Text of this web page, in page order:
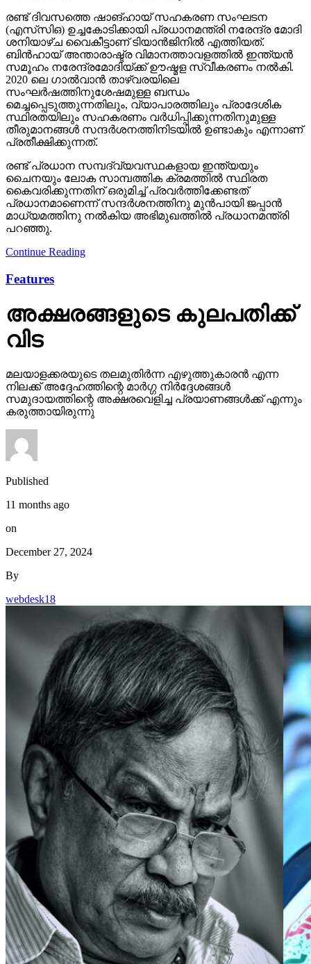
രണ്ട് ദിവസത്തെ ഷാങ്ഹായ് സഹകരണ സംഘടന
(എസ്‌സി‌ഒ) ഉച്ചകോടിക്കായി പ്രധാനമന്ത്രി നരേന്ദ്ര മോദി
ശനിയാഴ്ച വൈകീട്ടാണ് ടിയാൻജിനിൽ എത്തിയത്.
ബിൻഹായ് അന്താരാഷ്ട്ര വിമാനത്താവളത്തിൽ ഇന്ത്യൻ
സമൂഹം നരേന്ദ്രമോദിയ്ക്ക് ഊഷ്മള സ്വീകരണം നൽകി.
2020 ലെ ഗാൽവാൻ താഴ്‌വരയിലെ
സംഘർഷത്തിനുശേഷമുള്ള ബന്ധം
മെച്ചപ്പെടുത്തുന്നതിലും, വ്യാപാരത്തിലും പ്രാദേശിക
സ്ഥിരതയിലും സഹകരണം വർധിപ്പിക്കുന്നതിനുമുള്ള
തീരുമാനങ്ങൾ സന്ദർശനത്തിനിടയിൽ ഉണ്ടാകും എന്നാണ്
പ്രതീക്ഷിക്കുന്നത്.
രണ്ട് പ്രധാന സമ്പദ്‌വ്യവസ്ഥകളായ ഇന്ത്യയും
ചൈനയും ലോക സാമ്പത്തിക ക്രമത്തിൽ സ്ഥിരത
കൈവരിക്കുന്നതിന് ഒരുമിച്ച് പ്രവർത്തിക്കേണ്ടത്
പ്രധാനമാണെന്ന് സന്ദർശനത്തിനു മുൻപായി ജപ്പാൻ
മാധ്യമത്തിനു നൽകിയ അഭിമുഖത്തിൽ പ്രധാനമന്ത്രി
പറഞ്ഞു.
Continue Reading
Features
അക്ഷരങ്ങളുടെ കുലപതിക്ക്
വിട
മലയാളക്കരയുടെ തലമുതിര്‍ന്ന എഴുത്തുകാരന്‍ എന്ന
നിലക്ക് അദ്ദേഹത്തിന്റെ മാര്‍ഗ്ഗ നിര്‍ദ്ദേശങ്ങള്‍
സമുദായത്തിന്റെ അക്ഷരവെളിച്ച പ്രയാണങ്ങള്‍ക്ക് എന്നും
കരുത്തായിരുന്നു
Published
11 months ago
on
December 27, 2024
By
webdesk18